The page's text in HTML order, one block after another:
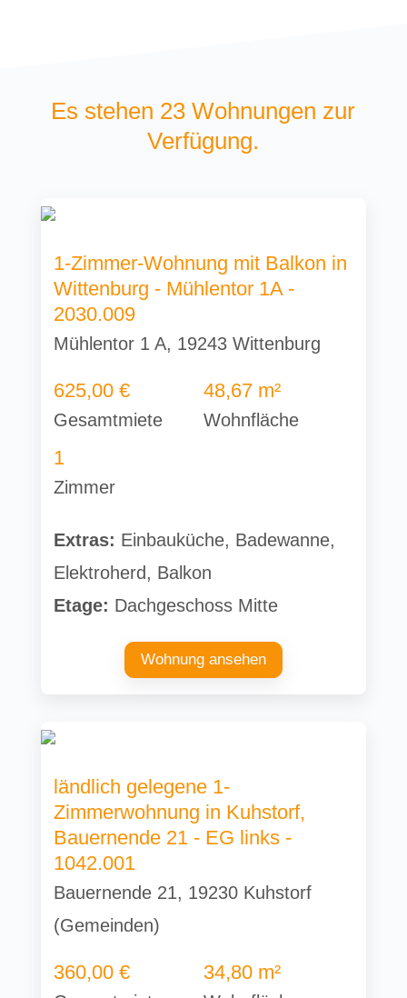
Es stehen 23 Wohnungen zur
Verfügung.
1-Zimmer-Wohnung mit Balkon in
Wittenburg - Mühlentor 1A -
2030.009
Mühlentor 1 A, 19243 Wittenburg
625,00 €
Gesamtmiete
48,67 m²
Wohnfläche
1
Zimmer
Extras: Einbauküche, Badewanne,
Elektroherd, Balkon
Etage: Dachgeschoss Mitte
Wohnung ansehen
ländlich gelegene 1-
Zimmerwohnung in Kuhstorf,
Bauernende 21 - EG links -
1042.001
Bauernende 21, 19230 Kuhstorf
(Gemeinden)
360,00 € 34,80 m²